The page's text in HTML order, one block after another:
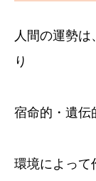
人間の運勢
り
宿命的・遺伝
環境によって